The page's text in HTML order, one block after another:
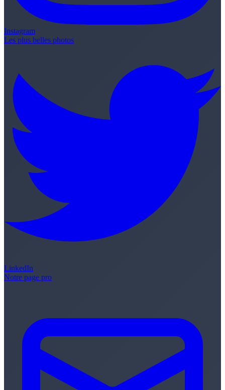
Instagram
Les plus belles photos
LinkedIn
Notre page pro